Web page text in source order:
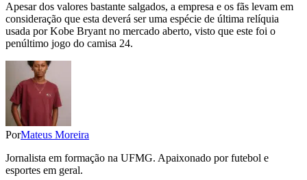
Apesar dos valores bastante salgados, a empresa e os fãs levam em
consideração que esta deverá ser uma espécie de última relíquia
usada por Kobe Bryant no mercado aberto, visto que este foi o
penúltimo jogo do camisa 24.
PorMateus Moreira
Jornalista em formação na UFMG. Apaixonado por futebol e
esportes em geral.